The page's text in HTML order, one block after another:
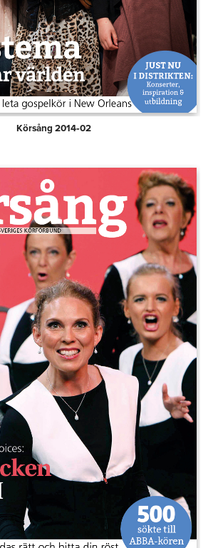
Körsång 2014‑02